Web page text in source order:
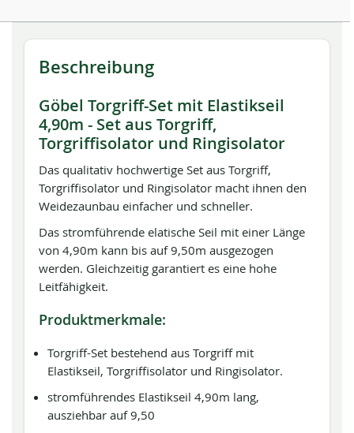
Beschreibung
Göbel Torgriff-Set mit Elastikseil
4,90m - Set aus Torgriff,
Torgriffisolator und Ringisolator
Das qualitativ hochwertige Set aus Torgriff,
Torgriffisolator und Ringisolator macht ihnen den
Weidezaunbau einfacher und schneller.
Das stromführende elatische Seil mit einer Länge
von 4,90m kann bis auf 9,50m ausgezogen
werden. Gleichzeitig garantiert es eine hohe
Leitfähigkeit.
Produktmerkmale:
Torgriff-Set bestehend aus Torgriff mit
Elastikseil, Torgriffisolator und Ringisolator.
stromführendes Elastikseil 4,90m lang,
ausziehbar auf 9,50